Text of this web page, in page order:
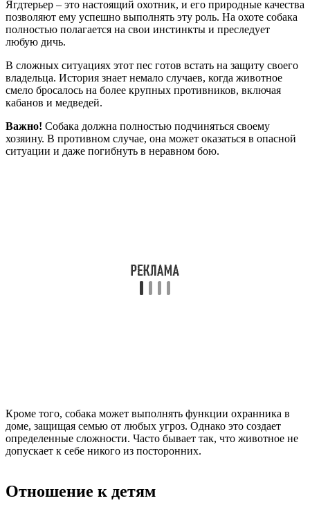
Ягдтерьер – это настоящий охотник, и его природные качества
позволяют ему успешно выполнять эту роль. На охоте собака
полностью полагается на свои инстинкты и преследует
любую дичь.
В сложных ситуациях этот пес готов встать на защиту своего
владельца. История знает немало случаев, когда животное
смело бросалось на более крупных противников, включая
кабанов и медведей.
Важно! Собака должна полностью подчиняться своему
хозяину. В противном случае, она может оказаться в опасной
ситуации и даже погибнуть в неравном бою.
Кроме того, собака может выполнять функции охранника в
доме, защищая семью от любых угроз. Однако это создает
определенные сложности. Часто бывает так, что животное не
допускает к себе никого из посторонних.
Отношение к детям